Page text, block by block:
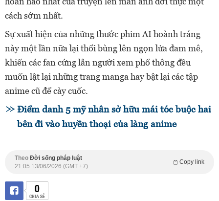
cách sớm nhất.
Sự xuất hiện của những thước phim AI hoành tráng
này một lần nữa lại thổi bùng lên ngọn lửa đam mê,
khiến các fan cứng lẫn người xem phổ thông đều
muốn lật lại những trang manga hay bật lại các tập
anime cũ để cày cuốc.
Điểm danh 5 mỹ nhân sở hữu mái tóc buộc hai
bên đi vào huyền thoại của làng anime
Theo Đời sống pháp luật
Copy link
21:05 13/06/2026 (GMT +7)
0
CHIA SẺ